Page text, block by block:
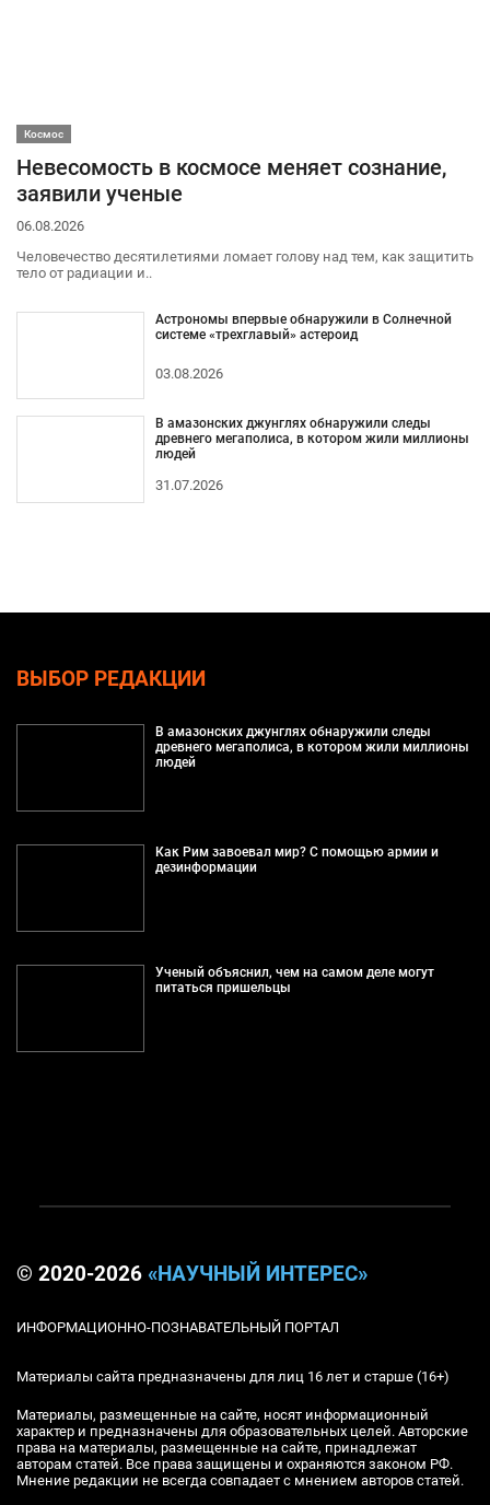
Космос
Невесомость в космосе меняет сознание,
заявили ученые
06.08.2026
Человечество десятилетиями ломает голову над тем, как защитить
тело от радиации и..
Астрономы впервые обнаружили в Солнечной
системе «трехглавый» астероид
03.08.2026
В амазонских джунглях обнаружили следы
древнего мегаполиса, в котором жили миллионы
людей
31.07.2026
ВЫБОР РЕДАКЦИИ
В амазонских джунглях обнаружили следы
древнего мегаполиса, в котором жили миллионы
людей
Как Рим завоевал мир? С помощью армии и
дезинформации
Ученый объяснил, чем на самом деле могут
питаться пришельцы
© 2020-2026 «НАУЧНЫЙ ИНТЕРЕС»
ИНФОРМАЦИОННО-ПОЗНАВАТЕЛЬНЫЙ ПОРТАЛ
Материалы сайта предназначены для лиц 16 лет и старше (16+)
Материалы, размещенные на сайте, носят информационный
характер и предназначены для образовательных целей. Авторские
права на материалы, размещенные на сайте, принадлежат
авторам статей. Все права защищены и охраняются законом РФ.
Мнение редакции не всегда совпадает с мнением авторов статей.